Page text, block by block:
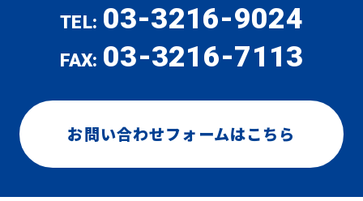
TEL: 03-3216-9024
FAX: 03-3216-7113
お問い合わせフォームはこちら